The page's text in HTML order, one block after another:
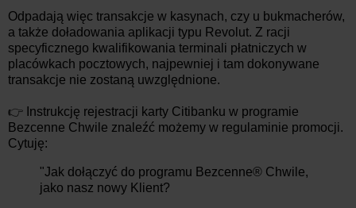
Odpadają więc transakcje w kasynach, czy u bukmacherów,
a także doładowania aplikacji typu Revolut. Z racji
specyficznego kwalifikowania terminali płatniczych w
placówkach pocztowych, najpewniej i tam dokonywane
transakcje nie zostaną uwzględnione.
👉 Instrukcję rejestracji karty Citibanku w programie
Bezcenne Chwile znaleźć możemy w regulaminie promocji.
Cytuję:
"Jak dołączyć do programu Bezcenne® Chwile,
jako nasz nowy Klient?